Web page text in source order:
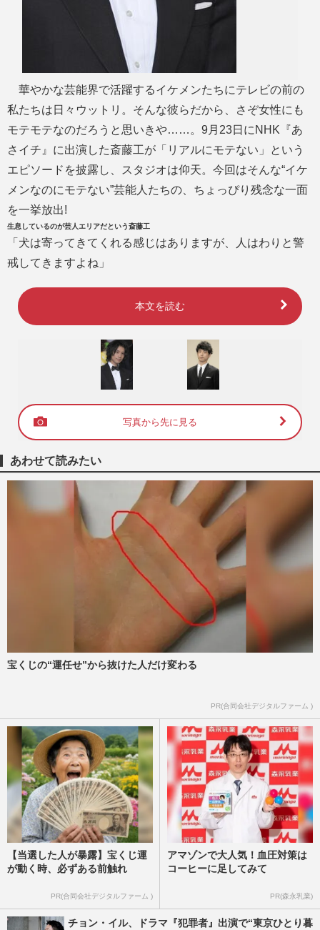
華やかな芸能界で活躍するイケメンたちにテレビの前の
私たちは日々ウットリ。そんな彼らだから、さぞ女性にも
モテモテなのだろうと思いきや……。9月23日にNHK『あ
さイチ』に出演した斎藤工が「リアルにモテない」という
エピソードを披露し、スタジオは仰天。今回はそんな“イケ
メンなのにモテない”芸能人たちの、ちょっぴり残念な一面
を一挙放出!
生息しているのが芸人エリアだという斎藤工
「犬は寄ってきてくれる感じはありますが、人はわりと警
戒してきますよね」
本文を読む
写真から先に見る
あわせて読みたい
宝くじの“運任せ”から抜けた人だけ変わる
PR(合同会社デジタルファーム )
【当選した人が暴露】宝くじ運
が動く時、必ずある前触れ
PR(合同会社デジタルファーム )
アマゾンで大人気！血圧対策は
コーヒーに足してみて
PR(森永乳業)
チョン・イル、ドラマ『犯罪者』出演で“東京ひとり暮